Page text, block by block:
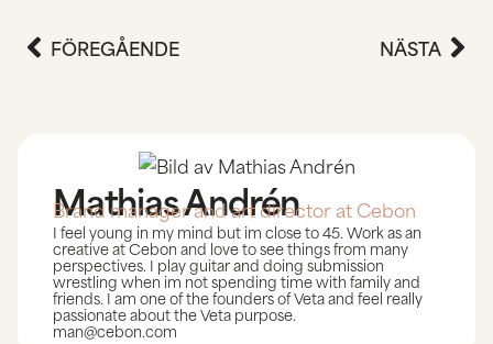
FÖREGÅENDE NÄSTA
Mathias Andrén
Brand manager and art director at Cebon
I feel young in my mind but im close to 45. Work as an
creative at Cebon and love to see things from many
perspectives. I play guitar and doing submission
wrestling when im not spending time with family and
friends. I am one of the founders of Veta and feel really
passionate about the Veta purpose.
man@cebon.com